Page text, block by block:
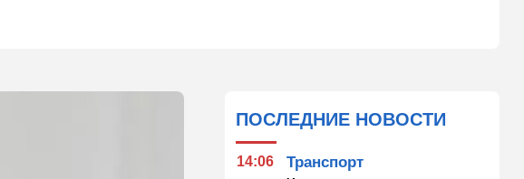
ПОСЛЕДНИЕ НОВОСТИ
14:06 Транспорт